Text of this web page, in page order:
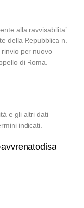
alla ravvisabilita’
della Repubblica n.
per nuovo
di Roma.
e gli altri dati
indicati.
avvrenatodisa